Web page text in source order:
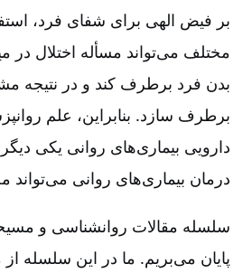
بر فیض الهی برای شفای فرد،
مختلف می‌تواند مسأله اختلال در
بدن فرد برطرف کند و در نتیجه
برطرف سازد. بنابراین‌، علم
دارویی بیماری‌های روانی یکی
درمان بیماری‌های روانی
سلسله مقالات روانشناسی و
پایان می‌بریم‌. ما در این سلسله